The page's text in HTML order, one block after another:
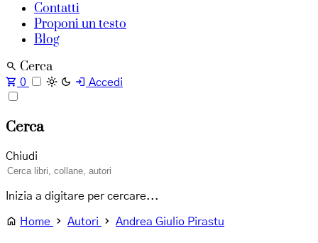
Contatti
Proponi un testo
Blog
Cerca
0 Accedi
Cerca
Chiudi
Inizia a digitare per cercare...
Home Autori Andrea Giulio Pirastu